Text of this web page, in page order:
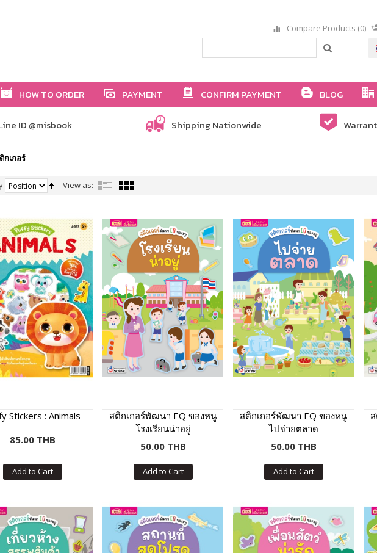
Compare Products (0)
HOW TO ORDER PAYMENT CONFIRM PAYMENT BLOG
ID @misbook Shipping Nationwide
กเกอร์
View as:
Stickers : Animals
85.00 THB
Add to Cart
สติกเกอร์พัฒนา EQ ของหนู
โรงเรียนน่าอยู่
50.00 THB
Add to Cart
สติกเกอร์พัฒนา EQ ของหนู
ไปจ่ายตลาด
50.00 THB
Add to Cart